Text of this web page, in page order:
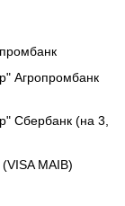
Агропромбанк
Сбербанк (на 3,
MAIB)